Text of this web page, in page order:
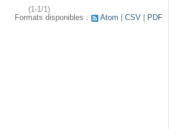
(1-1/1)
Formats disponibles :
Atom CSV PDF